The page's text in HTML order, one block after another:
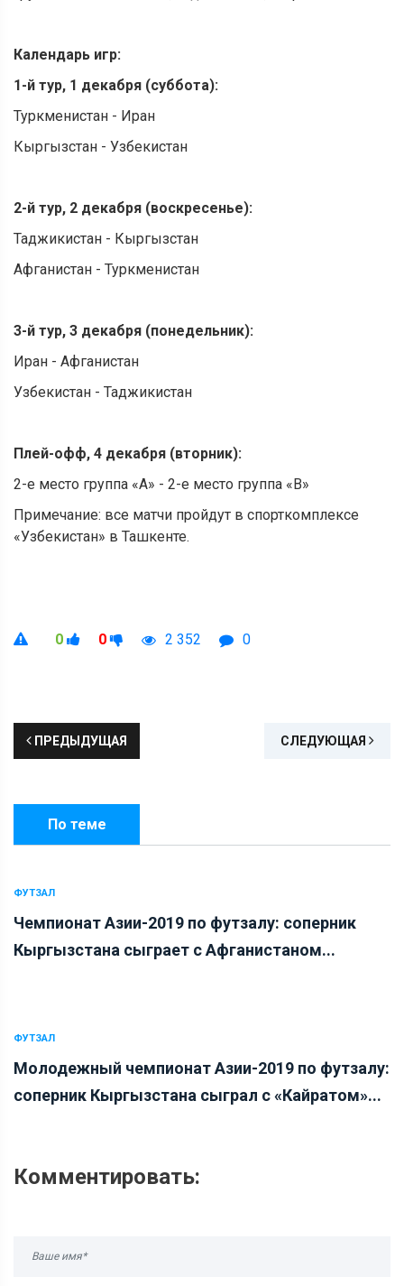
Календарь игр:
1-й тур, 1 декабря (суббота):
Туркменистан - Иран
Кыргызстан - Узбекистан
2-й тур, 2 декабря (воскресенье):
Таджикистан - Кыргызстан
Афганистан - Туркменистан
3-й тур, 3 декабря (понедельник):
Иран - Афганистан
Узбекистан - Таджикистан
Плей-офф, 4 декабря (вторник):
2-е место группа «А» - 2-е место группа «В»
Примечание: все матчи пройдут в спорткомплексе
«Узбекистан» в Ташкенте.
0 0 2 352 0
ПРЕДЫДУЩАЯ СЛЕДУЮЩАЯ
По теме
ФУТЗАЛ
Чемпионат Азии-2019 по футзалу: соперник
Кыргызстана сыграет с Афганистаном...
ФУТЗАЛ
Молодежный чемпионат Азии-2019 по футзалу:
соперник Кыргызстана сыграл с «Кайратом»...
Комментировать: